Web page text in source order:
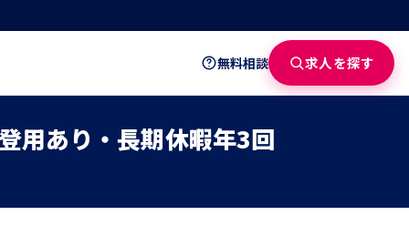
無料相談 求人を探す
用あり・長期休暇年3回